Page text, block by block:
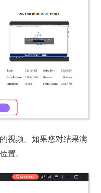
视频。如果您对结果满
置。